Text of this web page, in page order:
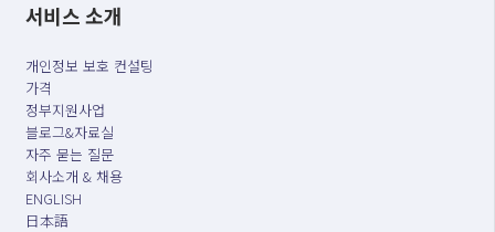
서비스 소개
개인정보 보호 컨설팅
가격
정부지원사업
블로그&자료실
자주 묻는 질문
회사소개 & 채용
ENGLISH
日本語